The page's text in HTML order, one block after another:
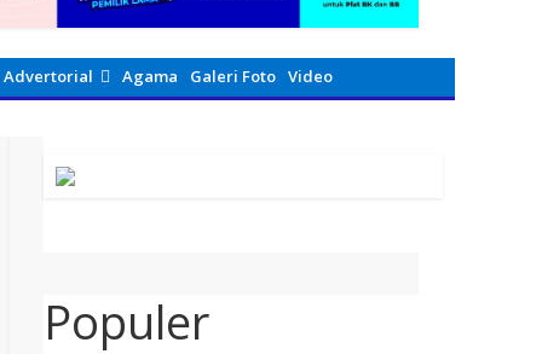
Advertorial Agama Galeri Foto Video
Populer